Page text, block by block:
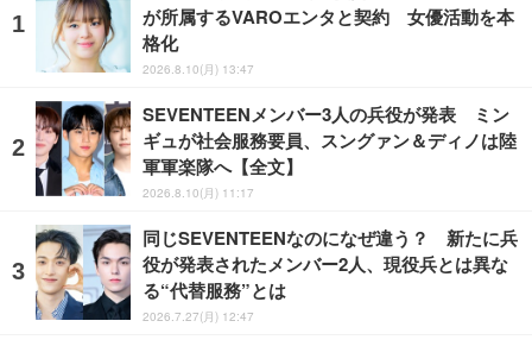
が所属するVAROエンタと契約 女優活動を本
格化
2026.8.10(月) 13:47
SEVENTEENメンバー3人の兵役が発表 ミン
ギュが社会服務要員、スングァン＆ディノは陸
軍軍楽隊へ【全文】
2026.8.10(月) 11:17
同じSEVENTEENなのになぜ違う？ 新たに兵
役が発表されたメンバー2人、現役兵とは異な
る“代替服務”とは
2026.7.27(月) 12:47